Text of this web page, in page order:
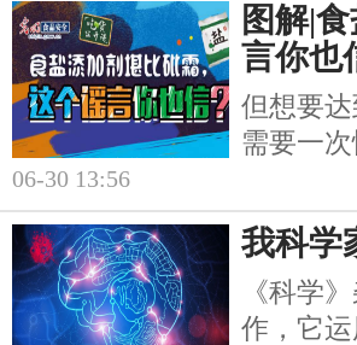
图解|
言你也
但想要
需要一
06-30 13:56
我科学
《科学
作，它